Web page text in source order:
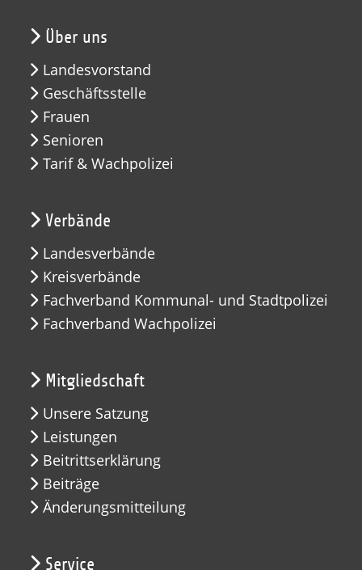
Über uns
Landesvorstand
Geschäftsstelle
Frauen
Senioren
Tarif & Wachpolizei
Verbände
Landesverbände
Kreisverbände
Fachverband Kommunal- und Stadtpolizei
Fachverband Wachpolizei
Mitgliedschaft
Unsere Satzung
Leistungen
Beitrittserklärung
Beiträge
Änderungsmitteilung
Service